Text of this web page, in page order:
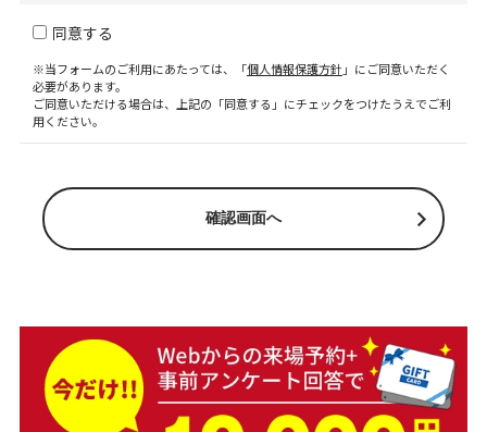
同意する
※当フォームのご利用にあたっては、「個人情報保護方針」にご同意いただく
必要があります。
ご同意いただける場合は、上記の「同意する」にチェックをつけたうえでご利
用ください。